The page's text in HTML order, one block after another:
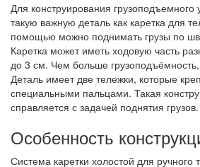
Для конструирования грузоподъемного
такую важную деталь как каретка для
помощью можно поднимать грузы по
Каретка может иметь ходовую часть
до 3 см. Чем больше
Деталь имеет две тележки, которые
специальными пальцами. Такая
справляется с задачей поднятия грузов.
Особенность
Система каретки холостой для ручного